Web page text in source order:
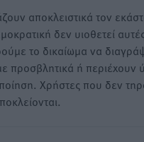
αποκλειστικά τον
δεν υιοθετεί αυτές
το δικαίωμα να
προσβλητικά ή περιέχουν
Χρήστες που δεν